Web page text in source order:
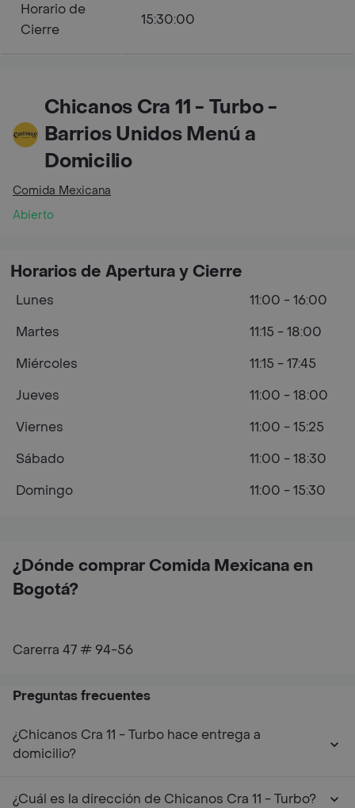
Horario de
Cierre
15:30:00
Chicanos Cra 11 - Turbo -
Barrios Unidos Menú a
Domicilio
Comida Mexicana
Abierto
¿Dónde comprar Comida Mexicana en
Bogotá?
Carerra 47 # 94-56
Horarios de Apertura y Cierre
Lunes
11:00 - 16:00
Martes
11:15 - 18:00
Miércoles
11:15 - 17:45
Jueves
11:00 - 18:00
Viernes
11:00 - 15:25
Sábado
11:00 - 18:30
Domingo
11:00 - 15:30
Preguntas frecuentes
¿Chicanos Cra 11 - Turbo hace entrega a
domicilio?
¿Cuál es la dirección de Chicanos Cra 11 - Turbo?